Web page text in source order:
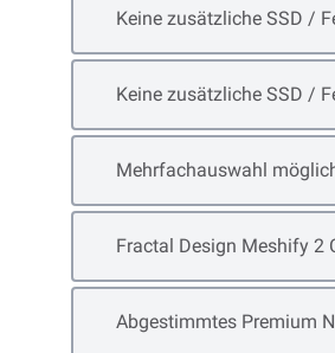
Keine zusätzliche SSD /
Open item options
Keine zusätzliche SSD /
Open item options
Mehrfachauswahl
Open item options
Fractal Design Meshify 2
Open item options
Abgestimmtes Premium
Open item options